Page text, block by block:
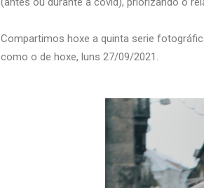
Compartimos hoxe a quinta serie
como o de hoxe, luns 27/09/2021.